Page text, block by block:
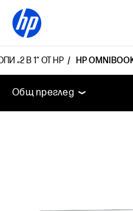
„2 В 1“ ОТ HP HP
Общ преглед Функции
Общ преглед